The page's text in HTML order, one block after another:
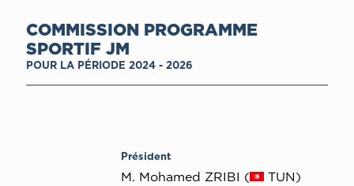
COMMISSION PROGRAMME
SPORTIF JM
POUR LA PÉRIODE 2024 - 2026
Président
M. Mohamed ZRIBI ( TUN)